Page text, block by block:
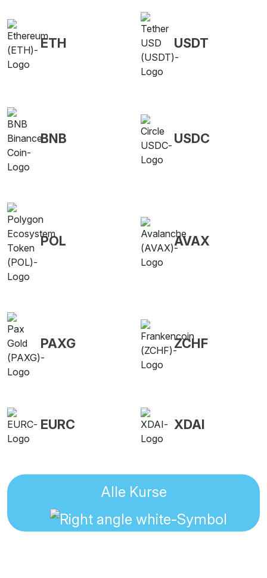
ETH USDT
BNB USDC
POL AVAX
PAXG ZCHF
EURC XDAI
Alle Kurse